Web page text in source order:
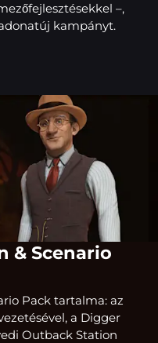
–,
kampányt.
& Scenario
Pack tartalma: az
a Digger
Outback Station